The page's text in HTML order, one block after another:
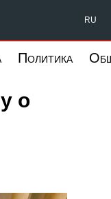
RU
Политика
о